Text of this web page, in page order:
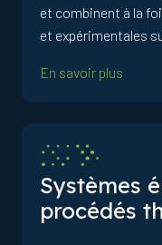
et combinent à la
et expérimentales
En savoir plus
Systèmes
procédés